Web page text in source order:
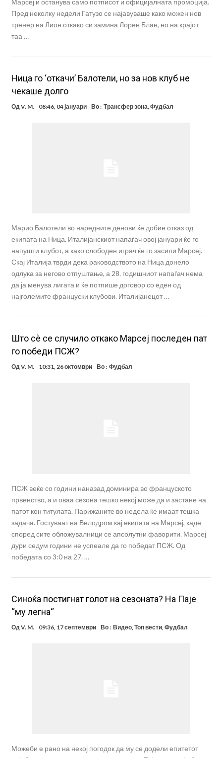
Марсеј и останува само потписот и официјалната промоција.
Пред неколку недели Гатузо се најавуваше како можен нов
тренер на Лион откако си замина Лорен Блан, но на крајот
таа …
Ница го ‘откачи’ Балотели, но за нов клуб не
чекаше долго
ОдV. M. 08:46, 04 јануари Во : Трансфер зона,Фудбал
Марио Балотели во наредните денови ќе добие отказ од
екипата на Ница. Италијанскиот напаѓач овој јануари ќе го
напушти клубот, а како слободен играч ќе го засили Марсеј.
Скај Италија тврди дека раководството на Ница донело
одлука за негово отпуштање, а 28. годишниот напаѓач нема
да ја менува лигата и ќе потпише договор со еден од
најголемите француски клубови. Италијанецот …
Што сѐ се случило откако Марсеј последен пат
го победи ПСЖ?
ОдV. M. 10:31, 26 октомври Во : Фудбал
ПСЖ веќе со години наназад доминира во француското
првенство, а и оваа сезона тешко некој може да и застане на
патот кон титулата. Парижаните во недела ќе имаат тешка
задача. Гостуваат на Велодром кај екипата на Марсеј, каде
според сите обложувалници се апсолутни фаворити. Марсеј
дури седум години не успеале да го победат ПСЖ. Од
победата со 3:0 на 27. …
Синоќа постигнат голот на сезоната? На Паје
“му легна“
Од V. M. 09:36, 17 септември Во : Видео, Топ вести, Фудбал
Можеби е рано на некој погодок да му се додели епитетот